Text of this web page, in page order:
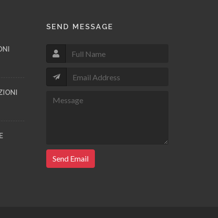
SEND MESSAGE
Send Email